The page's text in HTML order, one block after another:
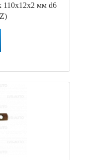
110x12x2 мм d6